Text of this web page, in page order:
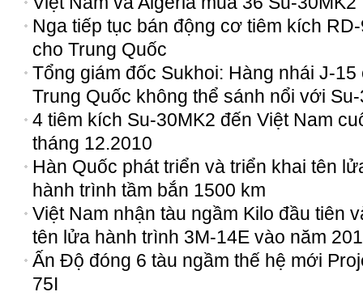
Nga tiếp tục bán động cơ tiêm kích
cho Trung Quốc
Tổng giám đốc Sukhoi: Hàng nhái J-15
Trung Quốc không thể sánh nổi với
4 tiêm kích Su-30MK2 đến Việt Nam
tháng 12.2010
Hàn Quốc phát triển và triển khai tên
hành trình tầm bắn 1500 km
Việt Nam nhận tàu ngầm Kilo đầu tiên
tên lửa hành trình 3M-14E vào năm
Ấn Độ đóng 6 tàu ngầm thế hệ mới
75I